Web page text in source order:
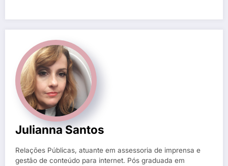
Julianna Santos
Relações Públicas, atuante em assessoria de imprensa e
gestão de conteúdo para internet. Pós graduada em